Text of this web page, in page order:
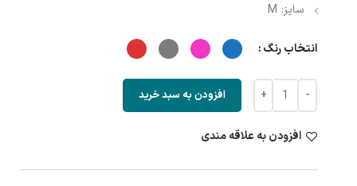
سایز: M
انتخاب رنگ
افزودن به سبد خرید
افزودن به علاقه مندی